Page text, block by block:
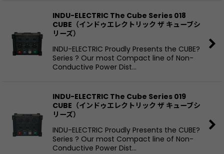
INDU-ELECTRIC The Cube Series 018
CUBE（インドゥエレクトリック ザ キューブシ
リーズ）
INDU-ELECTRIC Proudly Presents the CUBE?
Series ? Our most Compact line of Non-
Conductive Power Dist…
INDU-ELECTRIC The Cube Series 019
CUBE（インドゥエレクトリック ザ キューブシ
リーズ）
INDU-ELECTRIC Proudly Presents the CUBE?
Series ? Our most Compact line of Non-
Conductive Power Dist…